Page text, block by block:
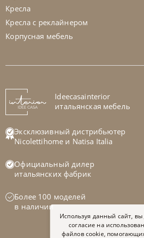
Стол обеденный Napoleon Wood
На заказ 45-90 дн
Кресла
Кресла с реклайнером
Корпусная мебель
Ideecasainterior
итальянская мебель
Эксклюзивный дистрибьютер
Nicolettihome и Natisa Italia
Официальный дилер
итальянских фабрик
Более 100 моделей
в наличии
Используя данный сайт, вы
согласие на
файлов cookie,